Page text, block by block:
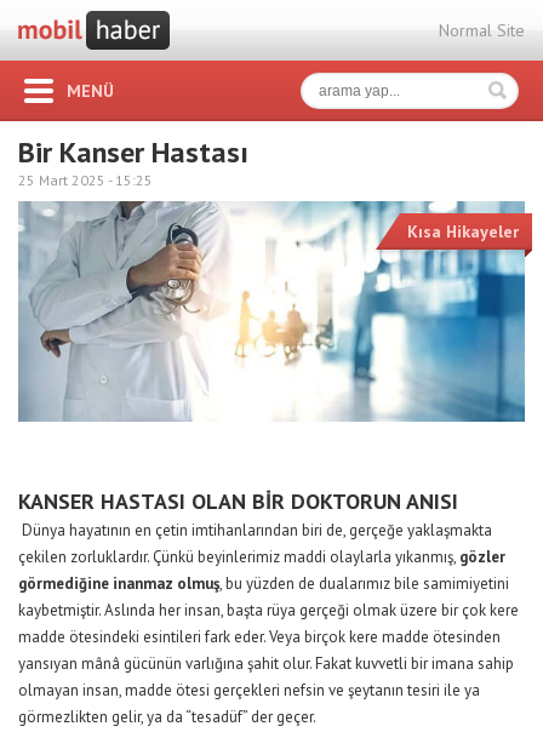
Normal Site
MENÜ
Bir Kanser Hastası
25 Mart 2025 - 15:25
Kısa Hikayeler
KANSER HASTASI OLAN BİR DOKTORUN ANISI
Dünya hayatının en çetin imtihanlarından biri de, gerçeğe yaklaşmakta
çekilen zorluklardır. Çünkü beyinlerimiz maddi olaylarla yıkanmış, gözler
görmediğine inanmaz olmuş, bu yüzden de dualarımız bile samimiyetini
kaybetmiştir. Aslında her insan, başta rüya gerçeği olmak üzere bir çok kere
madde ötesindeki esintileri fark eder. Veya birçok kere madde ötesinden
yansıyan mânâ gücünün varlığına şahit olur. Fakat kuvvetli bir imana sahip
olmayan insan, madde ötesi gerçekleri nefsin ve şeytanın tesiri ile ya
görmezlikten gelir, ya da “tesadüf” der geçer.